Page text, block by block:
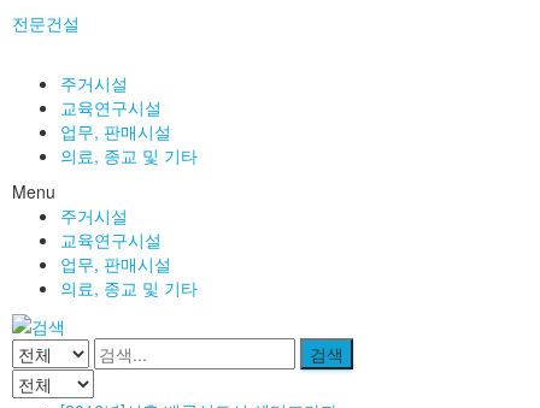
전문건설
주거시설
교육연구시설
업무, 판매시설
의료, 종교 및 기타
Menu
주거시설
교육연구시설
업무, 판매시설
의료, 종교 및 기타
검색